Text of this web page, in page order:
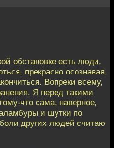
обстановке есть люди,
прекрасно осознавая,
Вопреки всему,
Я перед такими
что сама, наверное,
и шутки по
других людей считаю